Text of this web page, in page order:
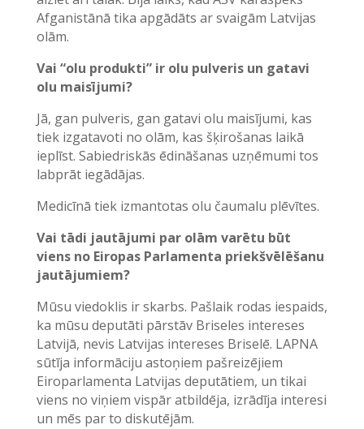
Afganistānā tika apgādāts ar svaigām Latvijas
olām.
Vai “olu produkti” ir olu pulveris un gatavi
olu maisījumi?
Jā, gan pulveris, gan gatavi olu maisījumi, kas
tiek izgatavoti no olām, kas šķirošanas laikā
ieplīst. Sabiedriskās ēdināšanas uzņēmumi tos
labprāt iegādājas.
Medicīnā tiek izmantotas olu čaumalu plēvītes.
Vai tādi jautājumi par olām varētu būt
viens no Eiropas Parlamenta priekšvēlēšanu
jautājumiem?
Mūsu viedoklis ir skarbs. Pašlaik rodas iespaids,
ka mūsu deputāti pārstāv Briseles intereses
Latvijā, nevis Latvijas intereses Briselē. LAPNA
sūtīja informāciju astoņiem pašreizējiem
Eiroparlamenta Latvijas deputātiem, un tikai
viens no viņiem vispār atbildēja, izrādīja interesi
un mēs par to diskutējām.